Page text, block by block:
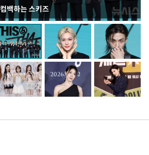
컴백하는 스키즈
입추 하루 앞둔 전남광주… 열화상 카메라에 담긴
폭염